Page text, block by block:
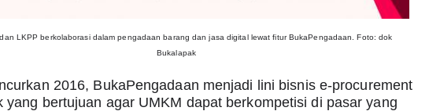
LKPP berkolaborasi dalam pengadaan barang dan jasa digital lewat fitur BukaPengadaan. Foto: dok
Bukalapak
2016, BukaPengadaan menjadi lini bisnis e-procurement
yang bertujuan agar UMKM dapat berkompetisi di pasar yang